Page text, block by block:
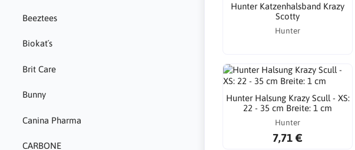
Beeztees
Biokat´s
Brit Care
Bunny
Canina Pharma
CARBONE
Hunter Katzenhalsband Krazy
Scotty
Hunter
Hunter Halsung Krazy Scull - XS:
22 - 35 cm Breite: 1 cm
Hunter
7,71 €